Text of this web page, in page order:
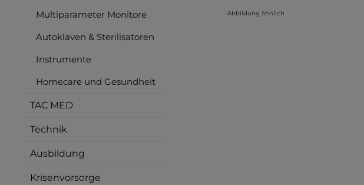
Multiparameter Monitore
Autoklaven & Sterilisatoren
Instrumente
Homecare und Gesundheit
TAC MED
Technik
Ausbildung
Krisenvorsorge
Abbildung ähnlich